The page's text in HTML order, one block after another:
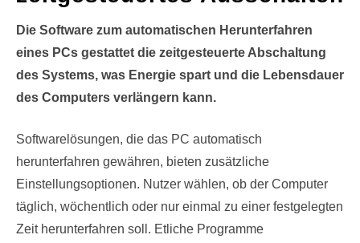
Die Software zum automatischen Herunterfahren
eines PCs gestattet die zeitgesteuerte Abschaltung
des Systems, was Energie spart und die Lebensdauer
des Computers verlängern kann.
Softwarelösungen, die das PC automatisch
herunterfahren gewähren, bieten zusätzliche
Einstellungsoptionen. Nutzer wählen, ob der Computer
täglich, wöchentlich oder nur einmal zu einer festgelegten
Zeit herunterfahren soll. Etliche Programme